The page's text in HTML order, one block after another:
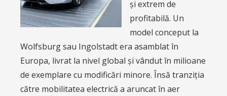
și extrem de
profitabilă. Un
model conceput la
Wolfsburg sau Ingolstadt era asamblat în
Europa, livrat la nivel global și vândut în milioane
de exemplare cu modificări minore. Însă tranziția
către mobilitatea electrică a aruncat în aer